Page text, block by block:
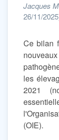
Jacques
26/11/
Ce bilan
les
2021
(OIE).